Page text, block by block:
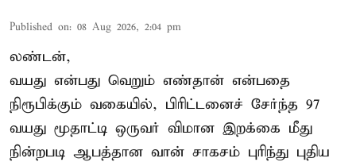
Published on: 08 Aug 2026, 2:04 pm
லண்டன்,
வயது என்பது வெறும் எண்தான் என்பதை
நிரூபிக்கும் வகையில், பிரிட்டனைச் சேர்ந்த 97
வயது மூதாட்டி ஒருவர் விமான இறக்கை மீது
நின்றபடி ஆபத்தான வான் சாகசம் புரிந்து புதிய